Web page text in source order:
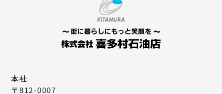
本社
〒812-0007